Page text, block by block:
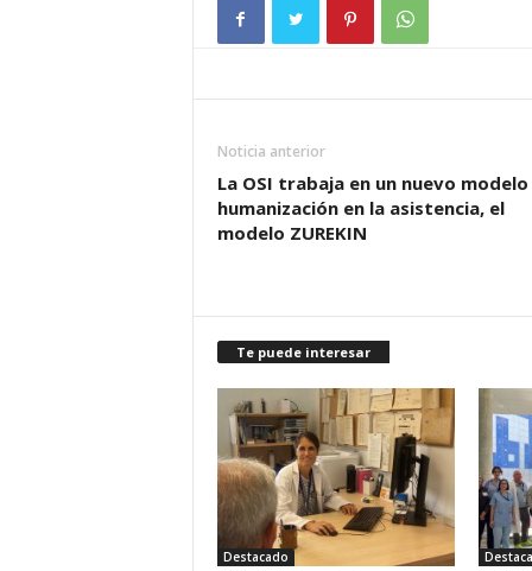
Noticia anterior
La OSI trabaja en un nuevo
humanización en la asistencia, el
modelo ZUREKIN
Te puede interesar
Destacado